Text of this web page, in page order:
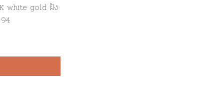
white gold ฝัง